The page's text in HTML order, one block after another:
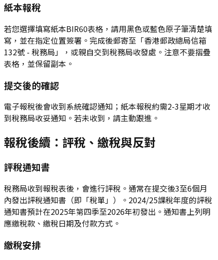
紙本報稅
若您選擇填寫紙本BIR60表格，請用黑色或藍色原子筆清楚填
寫，並在指定位置簽署。完成後郵寄至「香港郵政總局信箱
132號 - 稅務局」，或親自交到稅務局收發處。注意不要摺疊
表格，並保留副本。
提交後的確認
電子報稅後會收到系統確認通知；紙本報稅約需2-3星期才收
到稅務局收妥通知。若未收到，請主動跟進。
報稅後續：評稅、繳稅與反對
評稅通知書
稅務局收到報稅表後，會進行評稅。通常在提交後3至6個月
內發出評稅通知書（即「稅單」）。2024/25課稅年度的評稅
通知書預計在2025年第四季至2026年初發出。通知書上列明
應繳稅款、繳稅日期及付款方式。
繳稅安排